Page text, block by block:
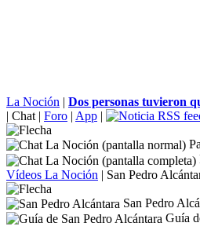
La Noción | Dos personas tuvieron
| Chat | Foro | App |
Vídeos La Noción | San Pedro
San Pedro
Guía